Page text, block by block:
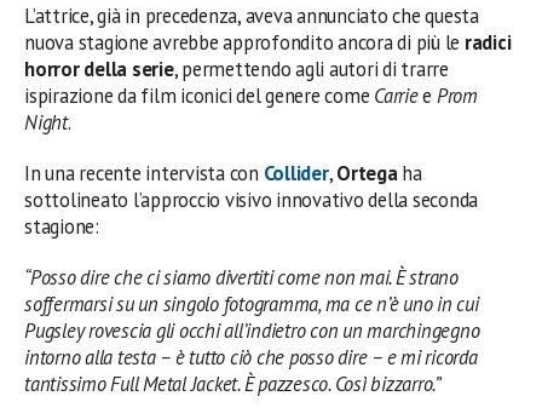
L’attrice, già in precedenza, aveva annunciato che questa
nuova stagione avrebbe approfondito ancora di più le radici
horror della serie, permettendo agli autori di trarre
ispirazione da film iconici del genere come Carriee Prom
Night.
In una recente intervista con Collider,Ortegaha
sottolineato l’approccio visivo innovativo della seconda
stagione:
“Posso dire che ci siamo divertiti come non mai. È strano
soffermarsi su un singolo fotogramma, ma ce n’è uno in cui
Pugsley rovescia gli occhi all’indietro con un marchingegno
intorno alla testa – è tutto ciò che posso dire – e mi ricorda
tantissimo Full Metal Jacket. È pazzesco. Così bizzarro.”